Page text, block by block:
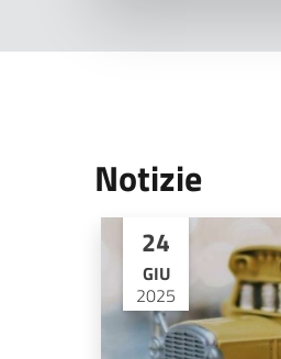
Notizie
24
GIU
2025